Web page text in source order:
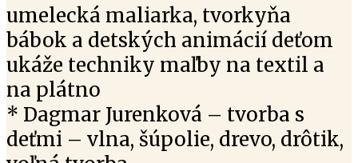
umelecká maliarka, tvorkyňa
bábok a detských animácií deťom
ukáže techniky maľby na textil a
na plátno
* Dagmar Jurenková – tvorba s
deťmi – vlna, šúpolie, drevo, drôtik,